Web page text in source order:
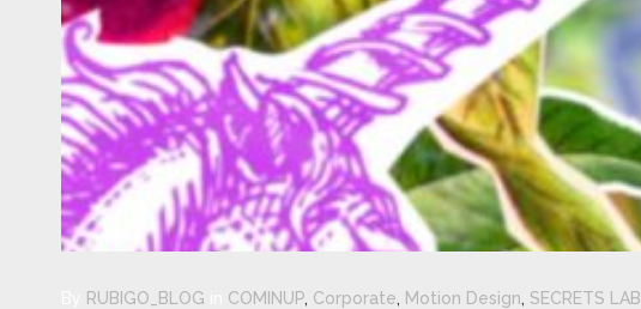
RUBIGO_BLOG COMINUP, Corporate, Motion Design, SECRETS LAB